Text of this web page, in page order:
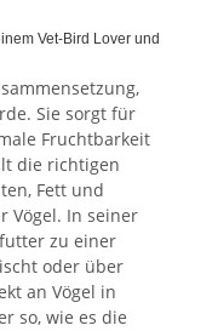
Vet-Bird Lover und
Sie sorgt für
Fruchtbarkeit
die richtigen
Fett und
Vögel. In seiner
zu einer
oder über
an Vögel in
so, wie es die